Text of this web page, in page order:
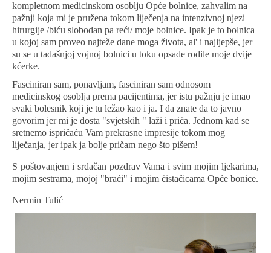
kompletnom medicinskom osoblju Opće bolnice, zahvalim na
pažnji koja mi je pružena tokom liječenja na intenzivnoj njezi
hirurgije /biću slobodan pa reći/ moje bolnice. Ipak je to bolnica
u kojoj sam proveo najteže dane moga života, al' i najljepše, jer
su se u tadašnjoj vojnoj bolnici u toku opsade rodile moje dvije
kćerke.
Fasciniran sam, ponavljam, fasciniran sam odnosom
medicinskog osoblja prema pacijentima, jer istu pažnju je imao
svaki bolesnik koji je tu ležao kao i ja. I da znate da to javno
govorim jer mi je dosta "svjetskih " laži i priča. Jednom kad se
sretnemo ispričaću Vam prekrasne impresije tokom mog
liječanja, jer ipak ja bolje pričam nego što pišem!
S poštovanjem i srdačan pozdrav Vama i svim mojim ljekarima,
mojim sestrama, mojoj "braći" i mojim čistačicama Opće bonice.
Nermin Tulić